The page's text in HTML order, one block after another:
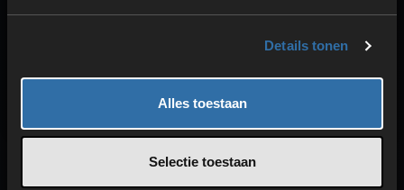
Alles toestaan
Selectie toestaan